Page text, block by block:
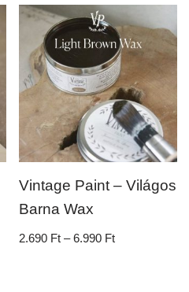
Vintage Paint – Világos
Barna Wax
2.690 Ft – 6.990 Ft